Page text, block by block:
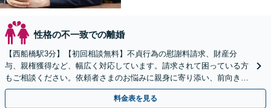
性格の不一致での離婚
【西船橋駅3分】【初回相談無料】不貞行為の慰謝料請求、財産分
与、親権獲得など、幅広く対応しています。請求されて困っている方
もご相談ください。依頼者さまのお悩みに親身に寄り添い、前向きな
一歩を踏み出せるように全力でサポートします。
料金表を見る